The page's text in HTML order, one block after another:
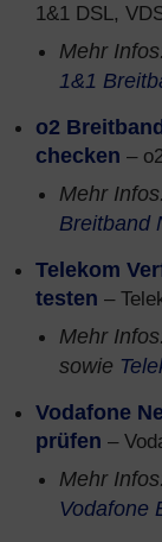
1&1 DSL,
Mehr
1&1
o2
checken –
Mehr
Breitband
Telekom
testen –
Mehr
sowie
Vodafone
prüfen –
Mehr
Vodafone